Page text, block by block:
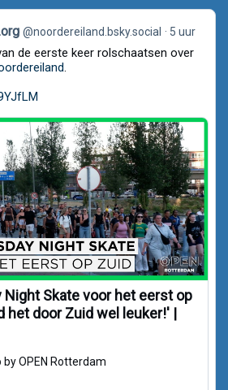
@noordereiland.bsky.social 5 uur
de eerste keer rolschaatsen over
.
Night Skate voor het eerst op
het door Zuid wel leuker!' |
OPEN Rotterdam